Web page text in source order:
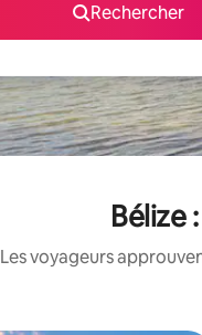
Rechercher
Bélize
Les voyageurs